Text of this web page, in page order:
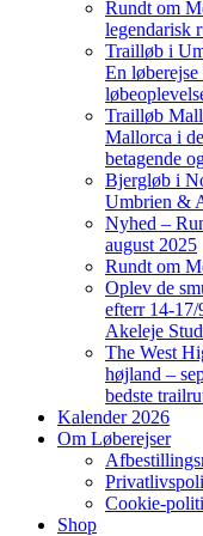
Rundt om
legendarisk
Trailløb i
En
Trailløb
Mallorca i
betagende
Bjergløb i
Umbrien &
Nyhed –
august 2025
Rundt om
Oplev de
efterr 14-17/
Akeleje
The West
højland –
bedste
Kalender 2026
Om Løberejser
Cookie-
Shop